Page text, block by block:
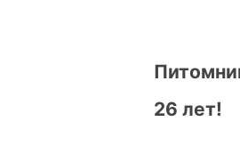
26 лет!